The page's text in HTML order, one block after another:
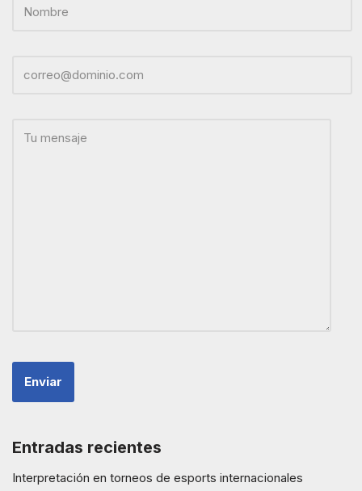
Entradas recientes
Interpretación en torneos de esports internacionales